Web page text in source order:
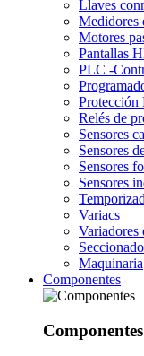
Llaves
Medidores
Motores
Pantallas
PLC -
Protección
Relés de
Sensores
Sensores
Sensores
Sensores
Variacs
Maquinaria
Componentes
Componentes